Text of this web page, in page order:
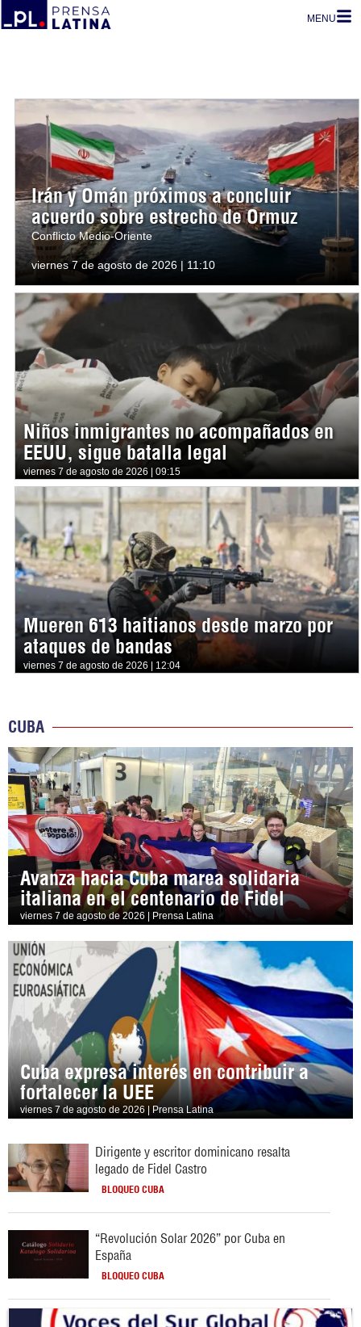
MENU
Irán y Omán próximos a concluir
acuerdo sobre estrecho de Ormuz
Conflicto Medio-Oriente
viernes 7 de agosto de 2026 | 11:10
Niños inmigrantes no acompañados en
EEUU, sigue batalla legal
viernes 7 de agosto de 2026 | 09:15
Mueren 613 haitianos desde marzo por
ataques de bandas
viernes 7 de agosto de 2026 | 12:04
CUBA
Avanza hacia Cuba marea solidaria
italiana en el centenario de Fidel
viernes 7 de agosto de 2026 | Prensa Latina
Cuba expresa interés en contribuir a
fortalecer la UEE
viernes 7 de agosto de 2026 | Prensa Latina
Dirigente y escritor dominicano resalta
legado de Fidel Castro
BLOQUEO CUBA
“Revolución Solar 2026” por Cuba en
España
BLOQUEO CUBA